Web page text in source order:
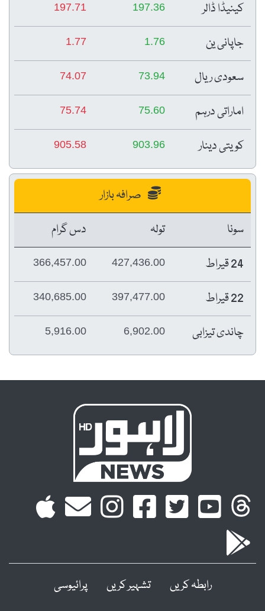
کینیڈا ڈالر 197.36
197.71
جاپانی ین 1.76
1.77
سعودی ریال 73.94
74.07
اماراتی درہم 75.60
75.74
کویتی دینار 903.96
905.58
صرافہ بازار
سونا
تولہ
دس گرام
24 قیراط
427,436.00
366,457.00
22 قیراط 397,477.00
340,685.00
چاندی تیزابی 6,902.00
5,916.00
رابطہ کریں تشہیر کریں پرائیوسی